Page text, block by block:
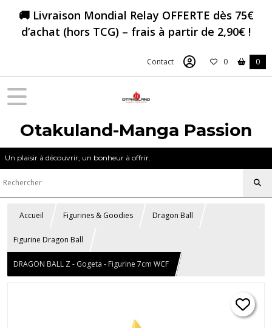
🚚 Livraison Mondial Relay OFFERTE dès 75€
d’achat (hors TCG) – frais à partir de 2,90€ !
Contact 0 0
Otakuland-Manga Passion
Un plaisir à découvrir, un bonheur à offrir.
Accueil Figurines & Goodies Dragon Ball
Figurine Dragon Ball
DRAGON BALL Z - Gogeta - Figurine 7cm WCF